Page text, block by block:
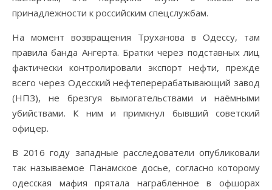
принадлежности к российским спецслужбам.
На момент возвращения Труханова в Одессу, там
правила банда Ангерта. Братки через подставных лиц
фактически контролировали экспорт нефти, прежде
всего через Одесский нефтеперерабатывающий завод
(НПЗ), не брезгуя вымогательствами и наёмными
убийствами. К ним и примкнул бывший советский
офицер.
В 2016 году западные расследователи опубликовали
так называемое Панамское досье, согласно которому
одесская мафия прятала награбленное в офшорах